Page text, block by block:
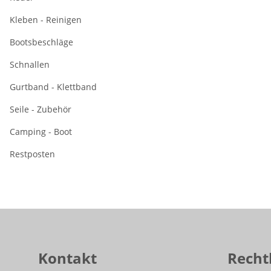
Kleben - Reinigen
Bootsbeschläge
Schnallen
Gurtband - Klettband
Seile - Zubehör
Camping - Boot
Restposten
Kontakt